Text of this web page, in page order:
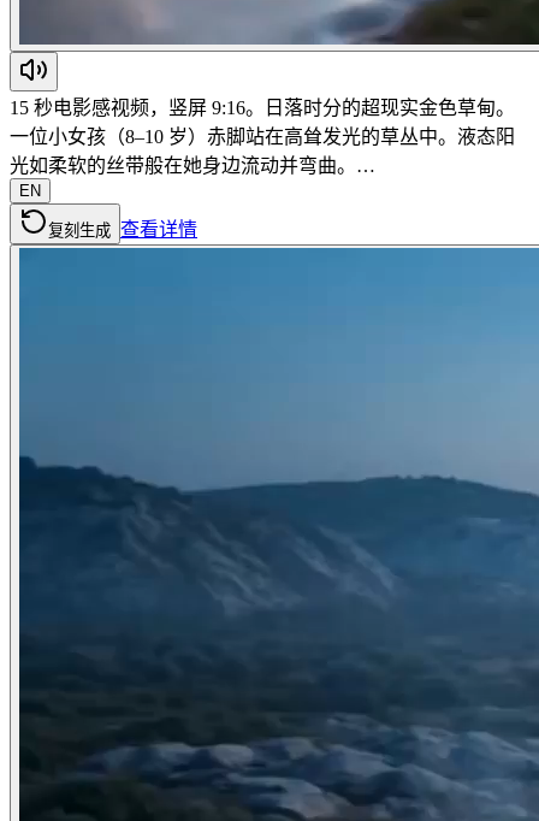
15 秒电影感视频，竖屏 9:16。日落时分的超现实金色草甸。
一位小女孩（8–10 岁）赤脚站在高耸发光的草丛中。液态阳
光如柔软的丝带般在她身边流动并弯曲。…
EN
复刻生成 查看详情